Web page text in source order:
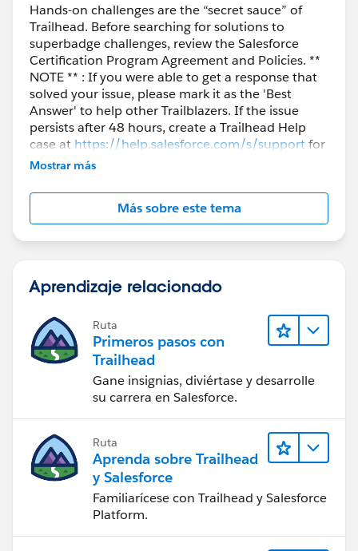
Hands-on challenges are the “secret sauce” of
Trailhead. Before searching for solutions to
superbadge challenges, review the Salesforce
Certification Program Agreement and Policies. **
NOTE ** : If you were able to get a response that
solved your issue, please mark it as the 'Best
Answer' to help other Trailblazers. If the issue
persists after 48 hours, create a Trailhead Help
case at https://help.salesforce.com/s/supportfor
further assistance.
Mostrar más
Más sobre este tema
Aprendizaje relacionado
Ruta
Primeros pasos con
Trailhead
Gane insignias, diviértase y desarrolle
su carrera en Salesforce.
Ruta
Aprenda sobre Trailhead
y Salesforce
Familiarícese con Trailhead y Salesforce
Platform.